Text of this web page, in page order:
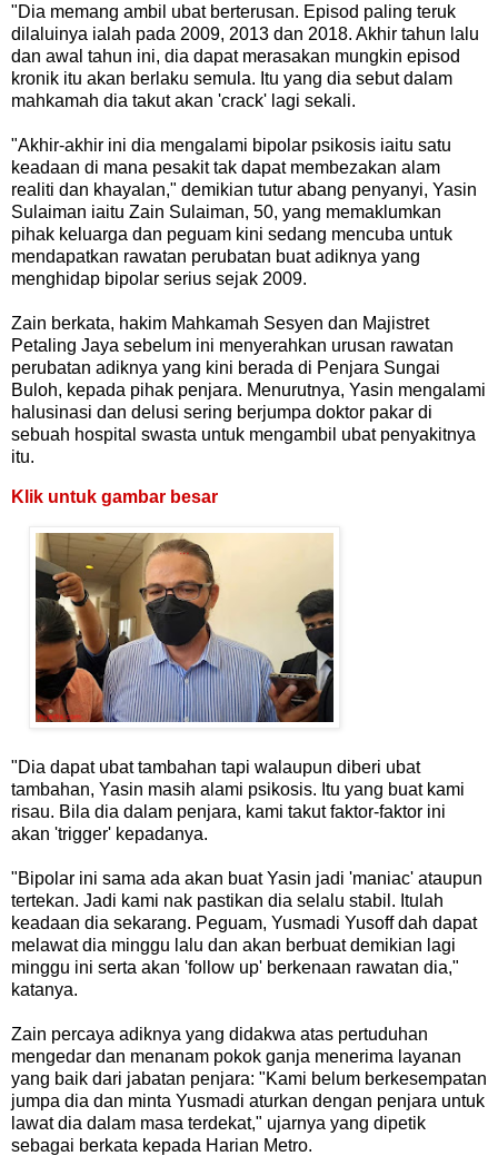
"Dia memang ambil ubat berterusan. Episod paling teruk
dilaluinya ialah pada 2009, 2013 dan 2018. Akhir tahun lalu
dan awal tahun ini, dia dapat merasakan mungkin episod
kronik itu akan berlaku semula. Itu yang dia sebut dalam
mahkamah dia takut akan 'crack' lagi sekali.
"Akhir-akhir ini dia mengalami bipolar psikosis iaitu satu
keadaan di mana pesakit tak dapat membezakan alam
realiti dan khayalan," demikian tutur abang penyanyi, Yasin
Sulaiman iaitu Zain Sulaiman, 50, yang memaklumkan
pihak keluarga dan peguam kini sedang mencuba untuk
mendapatkan rawatan perubatan buat adiknya yang
menghidap bipolar serius sejak 2009.
Zain berkata, hakim Mahkamah Sesyen dan Majistret
Petaling Jaya sebelum ini menyerahkan urusan rawatan
perubatan adiknya yang kini berada di Penjara Sungai
Buloh, kepada pihak penjara. Menurutnya, Yasin mengalami
halusinasi dan delusi sering berjumpa doktor pakar di
sebuah hospital swasta untuk mengambil ubat penyakitnya
itu.
Klik untuk gambar besar
"Dia dapat ubat tambahan tapi walaupun diberi ubat
tambahan, Yasin masih alami psikosis. Itu yang buat kami
risau. Bila dia dalam penjara, kami takut faktor-faktor ini
akan 'trigger' kepadanya.
"Bipolar ini sama ada akan buat Yasin jadi 'maniac' ataupun
tertekan. Jadi kami nak pastikan dia selalu stabil. Itulah
keadaan dia sekarang. Peguam, Yusmadi Yusoff dah dapat
melawat dia minggu lalu dan akan berbuat demikian lagi
minggu ini serta akan 'follow up' berkenaan rawatan dia,"
katanya.
Zain percaya adiknya yang didakwa atas pertuduhan
mengedar dan menanam pokok ganja menerima layanan
yang baik dari jabatan penjara: "Kami belum berkesempatan
jumpa dia dan minta Yusmadi aturkan dengan penjara untuk
lawat dia dalam masa terdekat," ujarnya yang dipetik
sebagai berkata kepada Harian Metro.